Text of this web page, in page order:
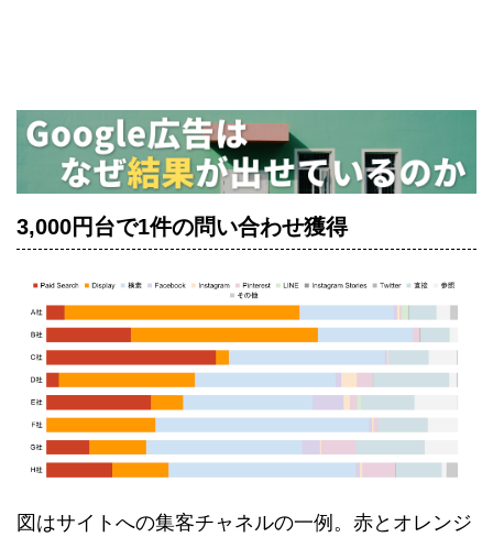
3,000円台で1件の問い合わせ獲得
図はサイトへの集客チャネルの一例。赤とオレンジ